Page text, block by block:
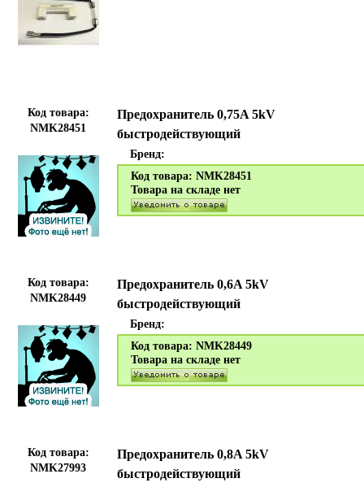
Код товара:
NMK28451
Предохранитель 0,75A 5kV
быстродействующий
Бренд:
Код товара: NMK28451
Товара на складе нет
Код товара:
NMK28449
Предохранитель 0,6A 5kV
быстродействующий
Бренд:
Код товара: NMK28449
Товара на складе нет
Код товара:
NMK27993
Предохранитель 0,8A 5kV
быстродействующий